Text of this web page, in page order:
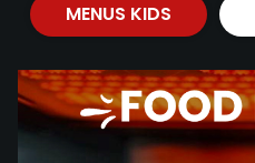
MENUS KIDS